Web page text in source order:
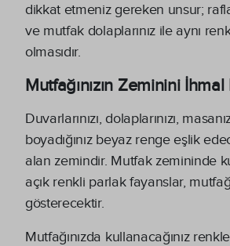
dikkat etmeniz gereken unsur;
ve mutfak dolaplarınız ile aynı
olmasıdır.
Mutfağınızın Zeminini
Duvarlarınızı, dolaplarınızı,
boyadığınız beyaz renge eşlik
alan zemindir. Mutfak zemininde
açık renkli parlak fayanslar,
gösterecektir.
Mutfağınızda kullanacağınız